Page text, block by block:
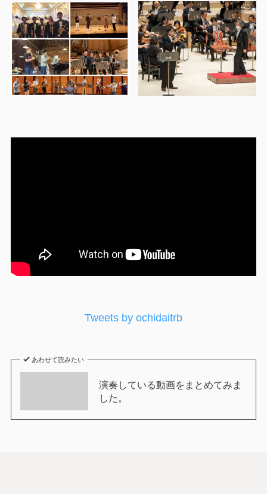
Tweets by ochidaitrb
あわせて読みたい
演奏している動画をまとめてみま
した。